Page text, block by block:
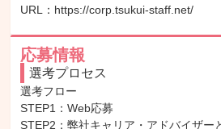
URL：https://corp.tsukui-staff.net/
応募情報
選考プロセス
選考フロー
STEP1：Web応募
STEP2：弊社キャリア・アドバイザー